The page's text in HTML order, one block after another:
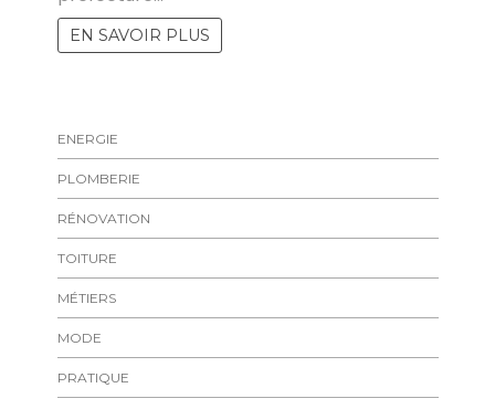
EN SAVOIR PLUS
ENERGIE
PLOMBERIE
RÉNOVATION
TOITURE
MÉTIERS
MODE
PRATIQUE